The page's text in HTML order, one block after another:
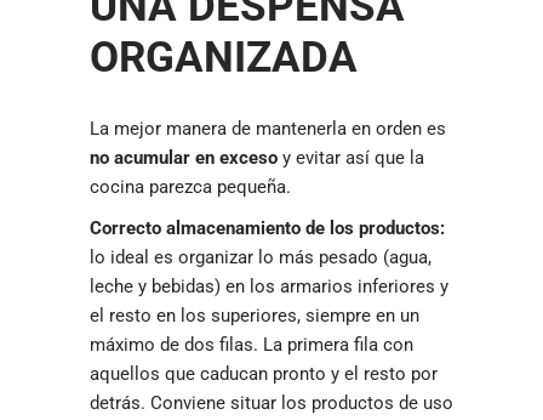
ORGANIZADA
La mejor manera de mantenerla en orden es
no acumular en exceso y evitar así que la
cocina parezca pequeña.
Correcto almacenamiento de los productos:
lo ideal es organizar lo más pesado (agua,
leche y bebidas) en los armarios inferiores y
el resto en los superiores, siempre en un
máximo de dos filas. La primera fila con
aquellos que caducan pronto y el resto por
detrás. Conviene situar los productos de uso